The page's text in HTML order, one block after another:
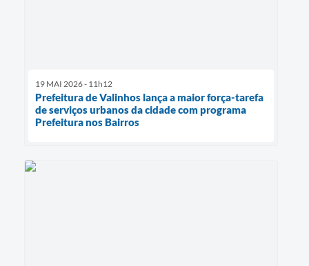
19 MAI 2026 - 11h12
Prefeitura de Valinhos lança a maior força-tarefa
de serviços urbanos da cidade com programa
Prefeitura nos Bairros